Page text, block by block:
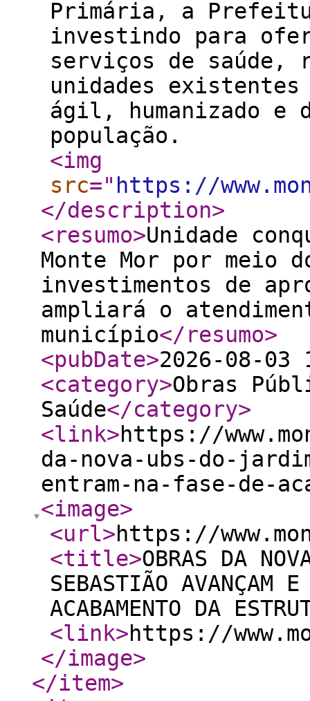
Primária, a
investindo para
serviços de saúde,
unidades
ágil, humanizado e
população.
<img
src=" https://
</description>
<resumo>Unidade
Monte Mor por meio
investimentos de
ampliará o
município</resumo>
<pubDate>2026-08-03
<category>Obras
Saúde</category>
<link>https://
da-nova-ubs-do-
entram-na-fase-de-
<image>
<url>https://
<title>OBRAS DA
SEBASTIÃO AVANÇAM
ACABAMENTO DA
<link>https://
</image>
</item>